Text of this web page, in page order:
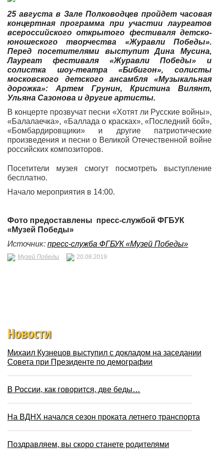
25 августа в Зале Полководцев пройдет часовая
концертная программа при участии лауреатов
всероссийского открытого фестиваля детско-
юношеского творчества «Журавли Победы».
Перед посетителями выступит Дина Мусина,
Лауреат фестиваля «Журавли Победы» и
солистка шоу-театра «Бибигон», солисты
московского детского ансамбля «Музыкальная
дорожка»: Артем Грунин, Кристина Вилянт,
Ульяна Сазонова и другие артисты.
В концерте прозвучат песни «Хотят ли Русские войны»,
«Балалаечка», «Баллада о красках», «Последний бой»,
«Бомбардировщики» и другие патриотические
произведения и песни о Великой Отечественной войне
российских композиторов.
Посетители музея смогут посмотреть выступление
бесплатно.
Начало мероприятия в 14:00.
Фото предоставлены пресс-службой ФГБУК
«Музей Победы»
Источник: пресс-служба ФГБУК «Музей Победы»
Музей Победы 20.08.2019
Новости
Михаил Кузнецов выступил с докладом на заседании
Совета при Президенте по демографии
В России, как говорится, две беды…
На ВДНХ начался сезон проката летнего транспорта
Поздравляем, вы скоро станете родителями